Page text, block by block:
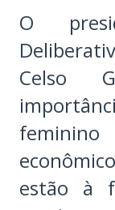
O
Celso
estão à